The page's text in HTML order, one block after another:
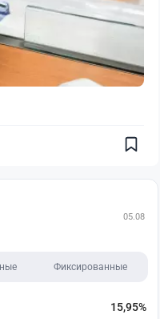
05.08
Фиксированные
15,95%